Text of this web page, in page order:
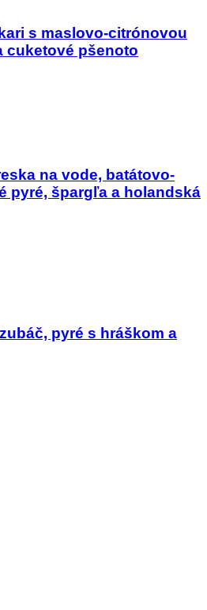
s maslovo-citrónovou
cuketové pšenoto
na vode, batátovo-
pyré, špargľa a holandská
pyré s hráškom a